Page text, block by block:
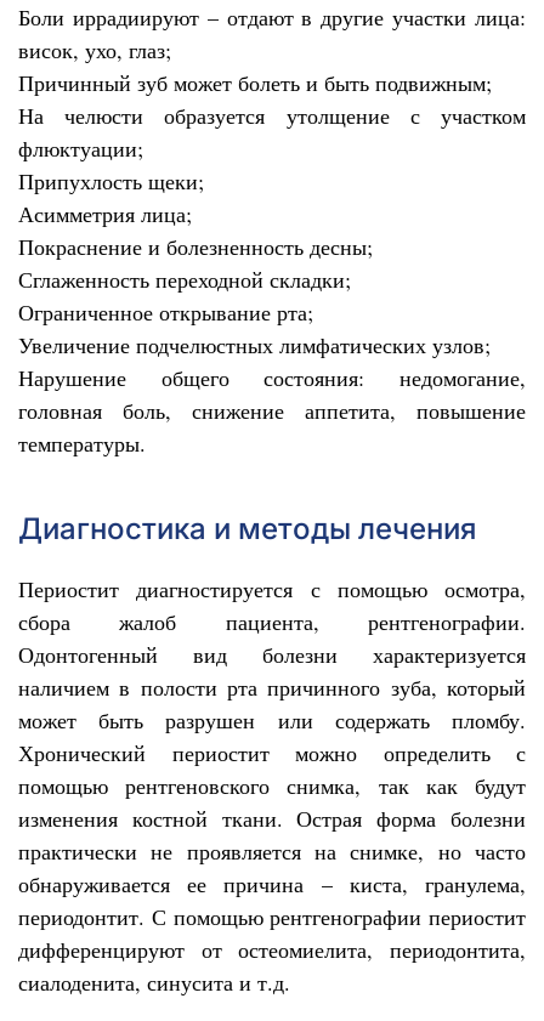
Боли иррадиируют – отдают в другие участки лица:
висок, ухо, глаз;
Причинный зуб может болеть и быть подвижным;
На челюсти образуется утолщение с участком
флюктуации;
Припухлость щеки;
Асимметрия лица;
Покраснение и болезненность десны;
Сглаженность переходной складки;
Ограниченное открывание рта;
Увеличение подчелюстных лимфатических узлов;
Нарушение общего состояния: недомогание,
головная боль, снижение аппетита, повышение
температуры.
Диагностика и методы лечения
Периостит диагностируется с помощью осмотра,
сбора жалоб пациента, рентгенографии.
Одонтогенный вид болезни характеризуется
наличием в полости рта причинного зуба, который
может быть разрушен или содержать пломбу.
Хронический периостит можно определить с
помощью рентгеновского снимка, так как будут
изменения костной ткани. Острая форма болезни
практически не проявляется на снимке, но часто
обнаруживается ее причина – киста, гранулема,
периодонтит. С помощью рентгенографии периостит
дифференцируют от остеомиелита, периодонтита,
сиалоденита, синусита и т.д.